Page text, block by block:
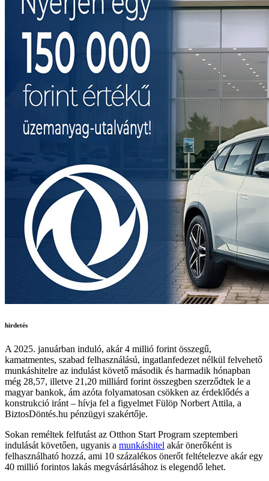
hirdetés
A 2025. januárban induló, akár 4 millió forint összegű,
kamatmentes, szabad felhasználású, ingatlanfedezet nélkül felvehető
munkáshitelre az indulást követő második és harmadik hónapban
még 28,57, illetve 21,20 milliárd forint összegben szerződtek le a
magyar bankok, ám azóta folyamatosan csökken az érdeklődés a
konstrukció iránt – hívja fel a figyelmet Fülöp Norbert Attila, a
BiztosDöntés.hu pénzügyi szakértője.
Sokan reméltek felfutást az Otthon Start Program szeptemberi
indulását követően, ugyanis a munkáshitel akár önerőként is
felhasználható hozzá, ami 10 százalékos önerőt feltételezve akár egy
40 millió forintos lakás megvásárlásához is elegendő lehet.